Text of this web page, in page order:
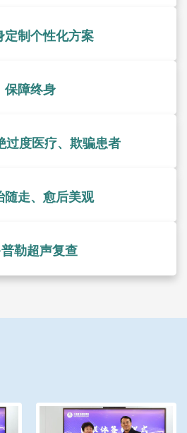
制个性化方案
保障终身
过度医疗、欺骗患者
随走、愈后美观
勒超声复查